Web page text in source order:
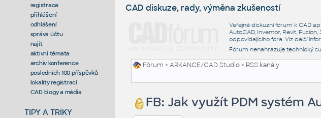
registrace
přihlášení
odhlášení
správa účtu
najít
aktivní témata
archiv konference
posledních 100 příspěvků
lokality registrací
CAD blogy a média
TIPY A TRIKY
CAD diskuze, rady, výměna zkušeností
Veřejné diskuzní fórum k CAD
AutoCAD, Inventor, Revit,
odpovídajícího fóra. Viz další
Fórum nenahrazuje technický
Fórum >ARKANCE/CAD Studio> RSS kanály
FB: Jak využít PDM systém